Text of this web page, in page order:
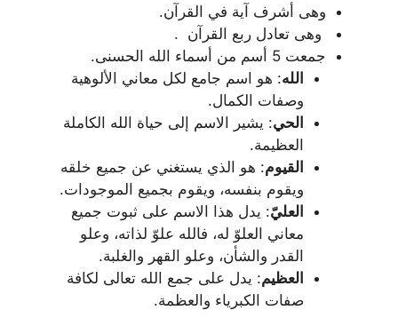
وهى أشرف آية في القرآن.
وهى تعادل ربع القرآن .
جمعت 5 أسم من أسماء الله الحسنى.
الله: هو اسم جامع لكل معاني الألوهية
وصفات الكمال.
الحي: يشير الاسم إلى حياة الله الكاملة
العظيمة.
القيوم: هو الذي يستغني عن جميع خلقه
ويقوم بنفسه، ويقوم بجميع الموجودات.
العليّ: يدل هذا الاسم على ثبوت جميع
معاني العلوّ له، فالله علوّ لذاته، وعلو
القدر والشأن، وعلو القهر والغلبة.
العظيم: يدل على جمع الله تعالى لكافة
صفات الكبرياء والعظمة.